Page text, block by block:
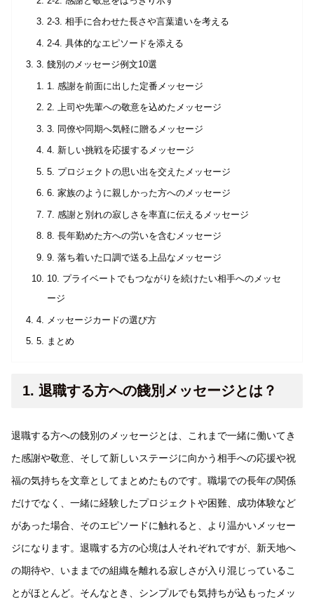
2-3. 相手に合わせた長さや言葉遣いを考える
2-4. 具体的なエピソードを添える
3. 餞別のメッセージ例文10選
1. 感謝を前面に出した定番メッセージ
2. 上司や先輩への敬意を込めたメッセージ
3. 同僚や同期へ気軽に贈るメッセージ
4. 新しい挑戦を応援するメッセージ
5. プロジェクトの思い出を交えたメッセージ
6. 家族のように親しかった方へのメッセージ
7. 感謝と別れの寂しさを率直に伝えるメッセージ
8. 長年勤めた方への労いを含むメッセージ
9. 落ち着いた口調で送る上品なメッセージ
10. プライベートでもつながりを続けたい相手へのメッセ
ージ
4. メッセージカードの選び方
5. まとめ
1. 退職する方への餞別メッセージとは？
退職する方への餞別のメッセージとは、これまで一緒に働いてき
た感謝や敬意、そして新しいステージに向かう相手への応援や祝
福の気持ちを文章としてまとめたものです。職場での長年の関係
だけでなく、一緒に経験したプロジェクトや困難、成功体験など
があった場合、そのエピソードに触れると、より温かいメッセー
ジになります。退職する方の心境は人それぞれですが、新天地へ
の期待や、いままでの組織を離れる寂しさが入り混じっているこ
とがほとんど。そんなとき、シンプルでも気持ちが込もったメッ